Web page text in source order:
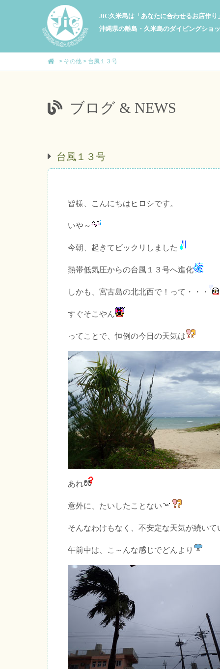
JiC久米島は「あなたに合わせるお店作
沖縄県の離島・久米島のダイビングショ
> その他 > 台風１３号
ブログ & NEWS
台風１３号
皆様、こんにちはヒロシです。
いや～
今朝、起きてビックリしました
熱帯低気圧からの台風１３号へ進化
しかも、宮古島の北北西で！って・・・
すぐそこやん
ってことで、恒例の今日の天気は
あれ
意外に、たいしたことない
そんなわけもなく、不安定な天気が続いて
午前中は、こ～んな感じでどんより